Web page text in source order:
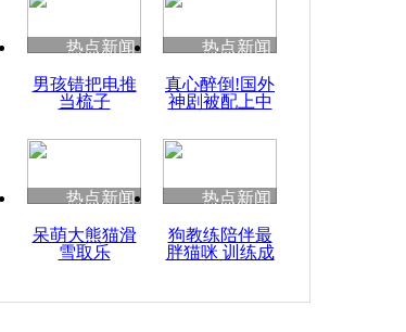
度苗族花山节
魂
热点新闻
男孩错把电推
当梳子
热点新闻
真心醉倒!国外
神剧被配上中
热点新闻
呆萌大熊猫滑
雪取乐
热点新闻
狗教练陪伴最
胖猫咪 训练成